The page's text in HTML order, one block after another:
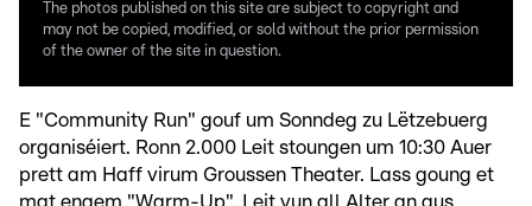
The photos published on this site are subject to copyright and
may not be copied, modified, or sold without the prior permission
of the owner of the site in question.
E "Community Run" gouf um Sonndeg zu Lëtzebuerg
organiséiert. Ronn 2.000 Leit stoungen um 10:30 Auer
prett am Haff virum Groussen Theater. Lass goung et
mat engem "Warm-Up". Leit vun all Alter an aus